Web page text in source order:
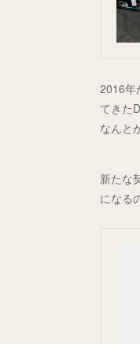
2016年
てきた
なんと
新たな
になる